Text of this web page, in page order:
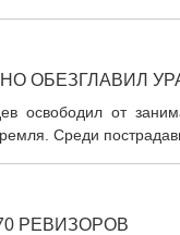
ОБЕЗГЛАВИЛ
освободил от
Среди
РЕВИЗОРОВ